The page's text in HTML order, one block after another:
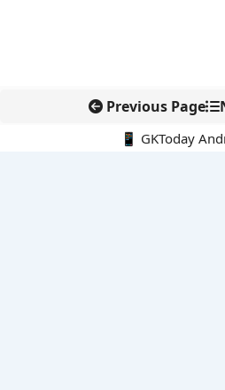
Previous Page
📱 GKToday